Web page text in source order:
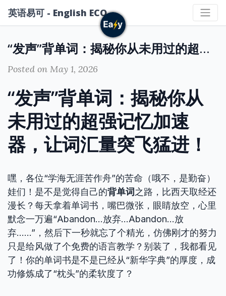
英语易可 - English ECO
“发声”背单词：揭秘你从未用过的超强记忆加速器，让词汇量突飞猛进！
Posted on May 1, 2026
“发声”背单词：揭秘你从
未用过的超强记忆加速
器，让词汇量突飞猛进！
嘿，各位“学海无涯苦作舟”的苦命（哦不，是勤奋）
娃们！是不是觉得自己的背单词 之路，比西天取经还
漫长？每天拿着单词书，嘴巴微张，眼睛放空，心里
默念一万遍“Abandon…放弃…Abandon…放
弃……”，然后下一秒就忘了个精光，仿佛刚才的努力
只是给风做了个免费的语言教学？别装了，我都看见
了！你的单词书是不是已经从“新华字典”的厚度，成
功修炼成了“枕头”的柔软度了？